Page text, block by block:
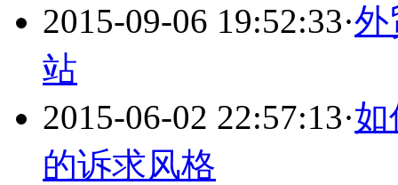
2015-09-06 19:52:33·外
站
2015-06-02 22:57:13·如
的诉求风格